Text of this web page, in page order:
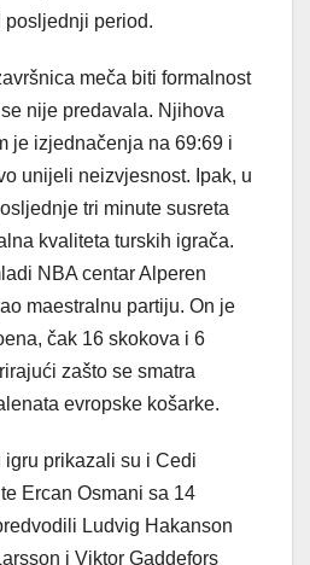
posljednji period.
meča biti formalnost
nije predavala. Njihova
je izjednačenja na 69:69 i
unijeli neizvjesnost. Ipak, u
tri minute susreta
kvaliteta turskih igrača.
NBA centar Alperen
maestralnu partiju. On je
čak 16 skokova i 6
zašto se smatra
evropske košarke.
prikazali su i Cedi
Ercan Osmani sa 14
Ludvig Hakanson
i Viktor Gaddefors